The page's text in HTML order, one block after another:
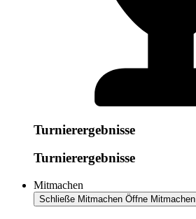
Turnierergebnisse
Turnierergebnisse
Mitmachen
Schließe Mitmachen Öffne Mitmachen